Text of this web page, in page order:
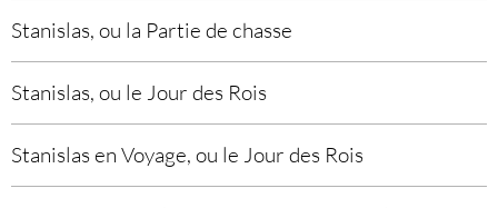
Stanislas, ou la Partie de chasse
Stanislas, ou le Jour des Rois
Stanislas en Voyage, ou le Jour des Rois